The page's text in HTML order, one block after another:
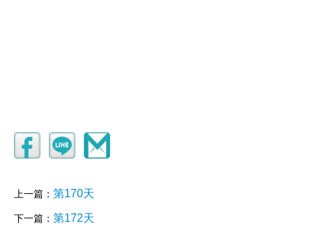
上一篇： 第170天
下一篇： 第172天